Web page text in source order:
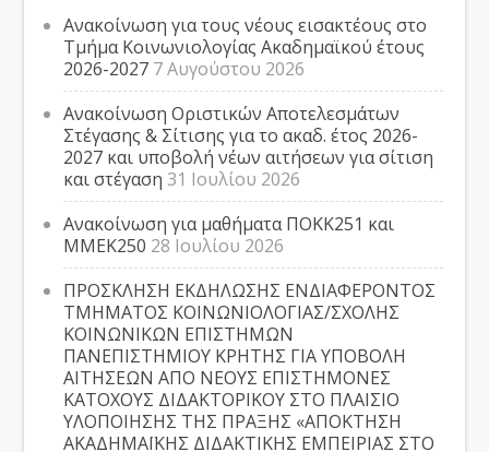
Ανακοίνωση για τους νέους εισακτέους στο
Τμήμα Κοινωνιολογίας Ακαδημαϊκού έτους
2026-2027 7 Αυγούστου 2026
Ανακοίνωση Οριστικών Αποτελεσμάτων
Στέγασης & Σίτισης για το ακαδ. έτος 2026-
2027 και υποβολή νέων αιτήσεων για σίτιση
και στέγαση 31 Ιουλίου 2026
Ανακοίνωση για μαθήματα ΠΟΚΚ251 και
ΜΜΕΚ250 28 Ιουλίου 2026
ΠΡΟΣΚΛΗΣΗ ΕΚΔΗΛΩΣΗΣ ΕΝΔΙΑΦΕΡΟΝΤΟΣ
ΤΜΗΜΑΤΟΣ ΚΟΙΝΩΝΙΟΛΟΓΙΑΣ/ΣΧΟΛΗΣ
ΚΟΙΝΩΝΙΚΩΝ ΕΠΙΣΤΗΜΩΝ
ΠΑΝΕΠΙΣΤΗΜΙΟΥ ΚΡΗΤΗΣ ΓΙΑ ΥΠΟΒΟΛΗ
ΑΙΤΗΣΕΩΝ ΑΠΟ ΝΕΟΥΣ ΕΠΙΣΤΗΜΟΝΕΣ
ΚΑΤΟΧΟΥΣ ΔΙΔΑΚΤΟΡΙΚΟΥ ΣΤΟ ΠΛΑΙΣΙΟ
ΥΛΟΠΟΙΗΣΗΣ ΤΗΣ ΠΡΑΞΗΣ «ΑΠΟΚΤΗΣΗ
ΑΚΑΔΗΜΑΪΚΗΣ ΔΙΔΑΚΤΙΚΗΣ ΕΜΠΕΙΡΙΑΣ ΣΤΟ